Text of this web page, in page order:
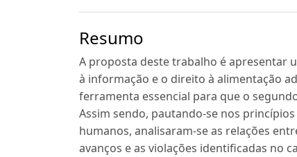
Resumo
A proposta deste trabalho é apresentar
à informação e o direito à alimentação
ferramenta essencial para que o
Assim sendo, pautando-se nos
humanos, analisaram-se as relações
avanços e as violações identificadas no